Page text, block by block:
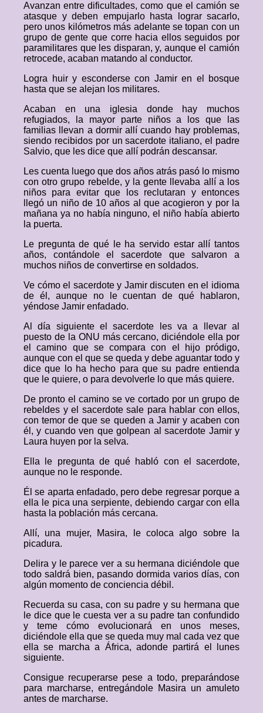
Avanzan entre dificultades, como que el camión se
atasque y deben empujarlo hasta lograr sacarlo,
pero unos kilómetros más adelante se topan con un
grupo de gente que corre hacia ellos seguidos por
paramilitares que les disparan, y, aunque el camión
retrocede, acaban matando al conductor.
Logra huir y esconderse con Jamir en el bosque
hasta que se alejan los militares.
Acaban en una iglesia donde hay muchos
refugiados, la mayor parte niños a los que las
familias llevan a dormir allí cuando hay problemas,
siendo recibidos por un sacerdote italiano, el padre
Salvio, que les dice que allí podrán descansar.
Les cuenta luego que dos años atrás pasó lo mismo
con otro grupo rebelde, y la gente llevaba allí a los
niños para evitar que los reclutaran y entonces
llegó un niño de 10 años al que acogieron y por la
mañana ya no había ninguno, el niño había abierto
la puerta.
Le pregunta de qué le ha servido estar allí tantos
años, contándole el sacerdote que salvaron a
muchos niños de convertirse en soldados.
Ve cómo el sacerdote y Jamir discuten en el idioma
de él, aunque no le cuentan de qué hablaron,
yéndose Jamir enfadado.
Al día siguiente el sacerdote les va a llevar al
puesto de la ONU más cercano, diciéndole ella por
el camino que se compara con el hijo pródigo,
aunque con el que se queda y debe aguantar todo y
dice que lo ha hecho para que su padre entienda
que le quiere, o para devolverle lo que más quiere.
De pronto el camino se ve cortado por un grupo de
rebeldes y el sacerdote sale para hablar con ellos,
con temor de que se queden a Jamir y acaben con
él, y cuando ven que golpean al sacerdote Jamir y
Laura huyen por la selva.
Ella le pregunta de qué habló con el sacerdote,
aunque no le responde.
Él se aparta enfadado, pero debe regresar porque a
ella le pica una serpiente, debiendo cargar con ella
hasta la población más cercana.
Allí, una mujer, Masira, le coloca algo sobre la
picadura.
Delira y le parece ver a su hermana diciéndole que
todo saldrá bien, pasando dormida varios días, con
algún momento de conciencia débil.
Recuerda su casa, con su padre y su hermana que
le dice que le cuesta ver a su padre tan confundido
y teme cómo evolucionará en unos meses,
diciéndole ella que se queda muy mal cada vez que
ella se marcha a África, adonde partirá el lunes
siguiente.
Consigue recuperarse pese a todo, preparándose
para marcharse, entregándole Masira un amuleto
antes de marcharse.